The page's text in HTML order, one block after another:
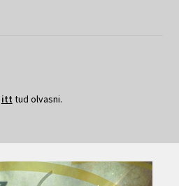
itt tud olvasni.